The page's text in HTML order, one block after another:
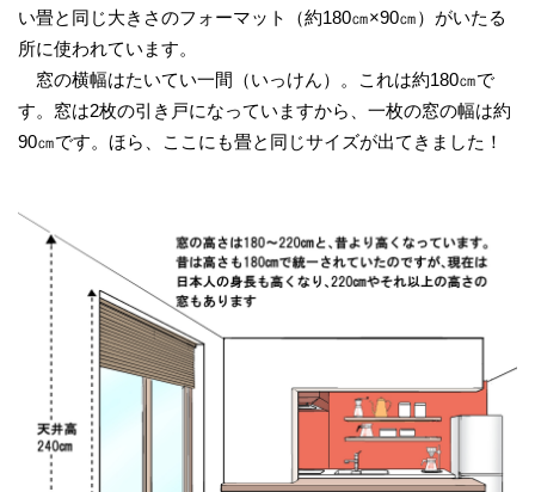
い畳と同じ大きさのフォーマット（約180㎝×90㎝）がいたる
所に使われています。
窓の横幅はたいてい一間（いっけん）。これは約180㎝で
す。窓は2枚の引き戸になっていますから、一枚の窓の幅は約
90㎝です。ほら、ここにも畳と同じサイズが出てきました！